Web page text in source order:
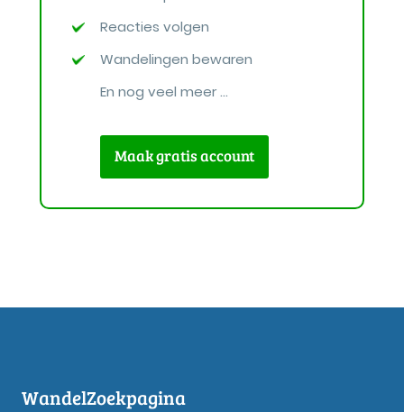
Reacties volgen
Wandelingen bewaren
En nog veel meer ...
Maak gratis account
WandelZoekpagina